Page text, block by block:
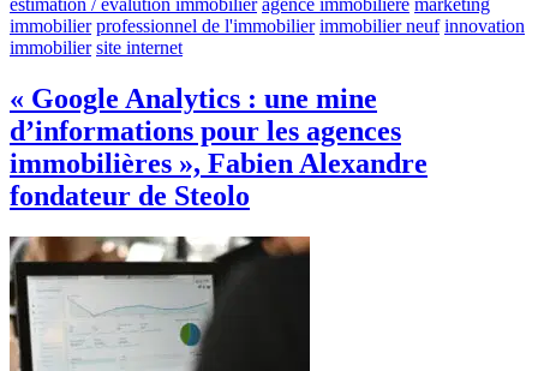
estimation / évalution immobilier agence immobilière marketing
immobilier professionnel de l'immobilier immobilier neuf innovation
immobilier site internet
« Google Analytics : une mine
d’informations pour les agences
immobilières », Fabien Alexandre
fondateur de Steolo